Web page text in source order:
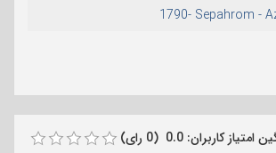
1790- Sepahrom -
امتیاز کاربران: 0.0 (0 رای)